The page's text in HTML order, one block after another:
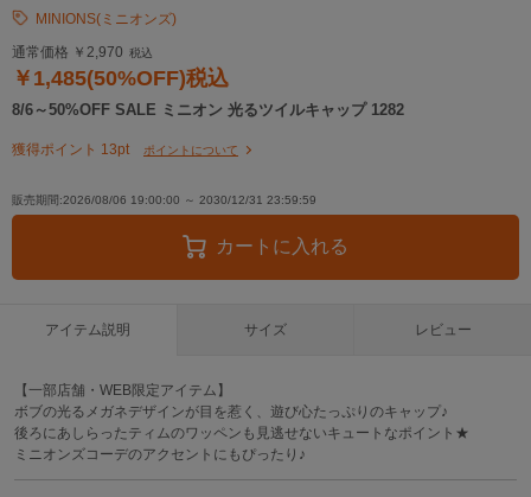
MINIONS(ミニオンズ)
通常価格 ￥2,970 税込
￥1,485(50%OFF)税込
8/6～50%OFF SALE ミニオン 光るツイルキャップ 1282
獲得ポイント 13pt ポイントについて
販売期間:2026/08/06 19:00:00 ～ 2030/12/31 23:59:59
カートに入れる
アイテム説明 サイズ レビュー
【一部店舗・WEB限定アイテム】
ボブの光るメガネデザインが目を惹く、遊び心たっぷりのキャップ♪
後ろにあしらったティムのワッペンも見逃せないキュートなポイント★
ミニオンズコーデのアクセントにもぴったり♪